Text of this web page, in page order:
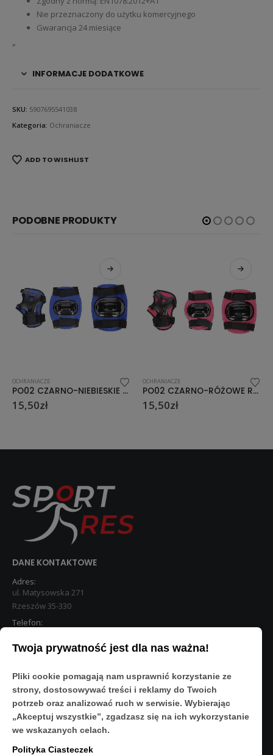
Nie przeznaczony do użytku komercyjnego
Gwarancja 24 miesiące
„
INFORMACJE DODATKOWE
SKU: 5907695541038
Kategoria: Ochraniacze
ADD TO WISHLIST
PODOBNE PRODUKTY
OCHRANIACZE
PO02 CZARNO-NIEBIESKIE ROZ. S ZESTAW OCHRANIACZY (kol-łok-nadg) AKO SPORT
15,50zł
OCHRANIACZE
PO02 CZARNO-RÓŻOWE ROZ. XS ZESTAW OCHRANIACZY (kol-łok-nadg) AKO SPORT
15,50zł
DANE KONTAKTOWE
Adres:
ul. Matysowska 271
Rzeszów 35-330
Telefon:
STREFA KLIENTA
Moje konto
O Nas
Polityka prywatności
Regulamin
FAQ
Twoja prywatność jest dla nas ważna!
Pliki cookie pomagają nam usprawnić korzystanie ze
strony, dostosowywać treści i reklamy do Twoich
potrzeb oraz analizować ruch w serwisie. Wybierając
„Akceptuj wszystkie”, zgadzasz się na ich wykorzystanie
we wskazanych celach.
Polityka Ciasteczek